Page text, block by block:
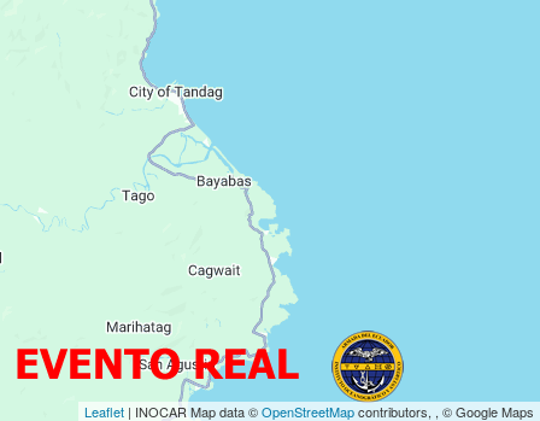
Leaflet | INOCAR Map data ©OpenStreetMapcontributors, , © Google Maps